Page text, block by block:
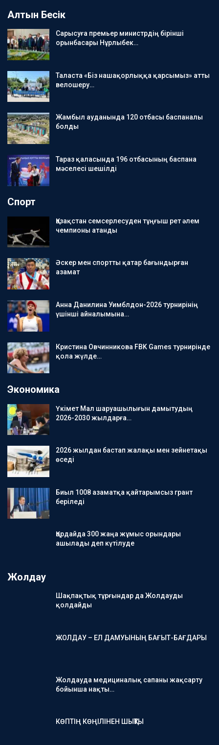
Алтын Бесік
Сарысуға премьер министрдің бірінші
орынбасары Нұрлыбек…
Таласта «Біз нашақорлыққа қарсымыз» атты
велошеру…
Жамбыл ауданында 120 отбасы баспаналы
болды
Тараз қаласында 196 отбасының баспана
мәселесі шешілді
Спорт
Қазақстан семсерлесуден тұңғыш рет әлем
чемпионы атанды
Әскер мен спортты қатар бағындырған
азамат
Анна Данилина Уимблдон-2026 турнирінің
үшінші айналымына…
Кристина Овчинникова FBK Games турнирінде
қола жүлде…
Экономика
Үкімет Мал шаруашылығын дамытудың
2026-2030 жылдарға…
2026 жылдан бастап жалақы мен зейнетақы
өседі
Биыл 1008 азаматқа қайтарымсыз грант
беріледі
Қордайда 300 жаңа жұмыс орындары
ашылады деп күтілуде
Жолдау
Шақпақтық тұрғындар да Жолдауды
қолдайды
ЖОЛДАУ – ЕЛ ДАМУЫНЫҢ БАҒЫТ-БАҒДАРЫ
Жолдауда медициналық сапаны жақсарту
бойынша нақты…
КӨПТІҢ КӨҢІЛІНЕН ШЫҚТЫ